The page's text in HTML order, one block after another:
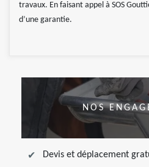
travaux. En faisant appel à SOS
d’une garantie.
NOS
Devis et déplacement